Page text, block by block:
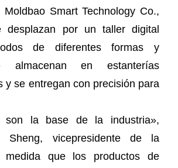
Moldbao Smart Technology Co.,
desplazan por un taller digital
de diferentes formas y
almacenan en estanterías
y se entregan con precisión para
son la base de la industria»,
Sheng, vicepresidente de la
medida que los productos de